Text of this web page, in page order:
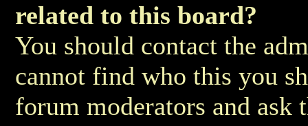
related to this board?
You should contact the
cannot find who this you
forum moderators and